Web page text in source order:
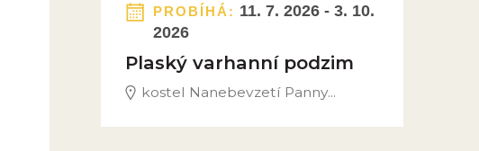
PROBÍHÁ: 11. 7. 2026 - 3. 10.
2026
Plaský varhanní podzim
kostel Nanebevzetí Panny...